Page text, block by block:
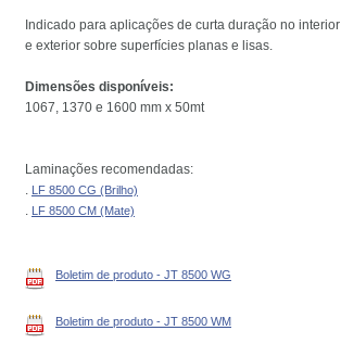
Indicado para aplicações de curta duração no interior
e exterior sobre superfícies planas e lisas.
Dimensões disponíveis:
1067, 1370 e 1600 mm x 50mt
Laminações recomendadas:
. LF 8500 CG (Brilho)
. LF 8500 CM (Mate)
Boletim de produto - JT 8500 WG
Boletim de produto - JT 8500 WM